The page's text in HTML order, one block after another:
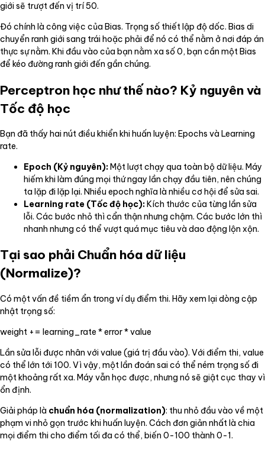
giới sẽ trượt đến vị trí 50.
Đó chính là công việc của Bias. Trọng số thiết lập độ dốc. Bias di
chuyển ranh giới sang trái hoặc phải để nó có thể nằm ở nơi đáp án
thực sự nằm. Khi đầu vào của bạn nằm xa số 0, bạn cần một Bias
để kéo đường ranh giới đến gần chúng.
Perceptron học như thế nào? Kỷ nguyên và
Tốc độ học
Bạn đã thấy hai nút điều khiển khi huấn luyện: Epochs và Learning
rate.
Epoch (Kỷ nguyên):Một lượt chạy qua toàn bộ dữ liệu. Máy
hiếm khi làm đúng mọi thứ ngay lần chạy đầu tiên, nên chúng
ta lặp đi lặp lại. Nhiều epoch nghĩa là nhiều cơ hội để sửa sai.
Learning rate (Tốc độ học):Kích thước của từng lần sửa
lỗi. Các bước nhỏ thì cẩn thận nhưng chậm. Các bước lớn thì
nhanh nhưng có thể vượt quá mục tiêu và dao động lộn xộn.
Tại sao phải Chuẩn hóa dữ liệu
(Normalize)?
Có một vấn đề tiềm ẩn trong ví dụ điểm thi. Hãy xem lại dòng cập
nhật trọng số:
weight += learning_rate * error * value
Lần sửa lỗi được nhân với value (giá trị đầu vào). Với điểm thi, value
có thể lớn tới 100. Vì vậy, một lần đoán sai có thể ném trọng số đi
một khoảng rất xa. Máy vẫn học được, nhưng nó sẽ giật cục thay vì
ổn định.
Giải pháp là chuẩn hóa (normalization): thu nhỏ đầu vào về một
phạm vi nhỏ gọn trước khi huấn luyện. Cách đơn giản nhất là chia
mọi điểm thi cho điểm tối đa có thể, biến 0-100 thành 0-1.